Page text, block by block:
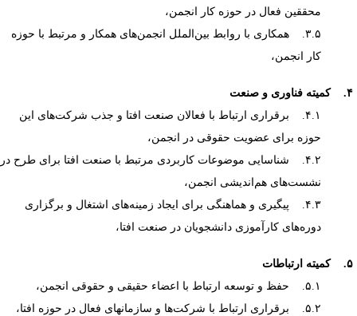
محققین فعال در حوزه کار انجمن،
۳.۵. همکاری با روابط بین‌الملل انجمن‌های همکار و مرتبط با حوزه
کار انجمن،
۴.۱. برقراری ارتباط با فعالان صنعت افتا و جذب شرکت‌های این
حوزه برای عضویت حقوقی در انجمن،
۴.۲. شناسایی موضوعات کاربردی مرتبط با صنعت افتا برای طرح در
نشست‌های هم‌اندیشی انجمن،
۴.۳. پیگیری و هماهنگی برای ایجاد زمینه‌های اشتغال و برگزاری
دوره‌‌های کارآموزی دانشجویان در صنعت افتا،
۵.۱. حفظ و توسعه ارتباط با اعضاء حقیقی و حقوقی انجمن،
۵.۲. برقراری ارتباط با شرکت‌ها و سازمانهای فعال در حوزه افتا،